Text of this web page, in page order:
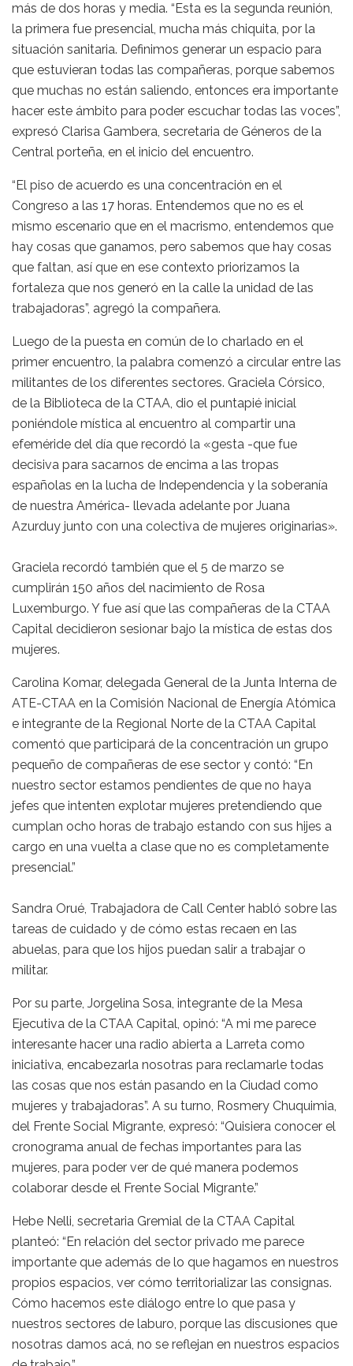
más de dos horas y media. “Esta es la segunda reunión,
la primera fue presencial, mucha más chiquita, por la
situación sanitaria. Definimos generar un espacio para
que estuvieran todas las compañeras, porque sabemos
que muchas no están saliendo, entonces era importante
hacer este ámbito para poder escuchar todas las voces”,
expresó Clarisa Gambera, secretaria de Géneros de la
Central porteña, en el inicio del encuentro.
“El piso de acuerdo es una concentración en el
Congreso a las 17 horas. Entendemos que no es el
mismo escenario que en el macrismo, entendemos que
hay cosas que ganamos, pero sabemos que hay cosas
que faltan, así que en ese contexto priorizamos la
fortaleza que nos generó en la calle la unidad de las
trabajadoras”, agregó la compañera.
Luego de la puesta en común de lo charlado en el
primer encuentro, la palabra comenzó a circular entre las
militantes de los diferentes sectores. Graciela Córsico,
de la Biblioteca de la CTAA, dio el puntapié inicial
poniéndole mística al encuentro al compartir una
efeméride del día que recordó la «gesta -que fue
decisiva para sacarnos de encima a las tropas
españolas en la lucha de Independencia y la soberanía
de nuestra América- llevada adelante por Juana
Azurduy junto con una colectiva de mujeres originarias».
Graciela recordó también que el 5 de marzo se
cumplirán 150 años del nacimiento de Rosa
Luxemburgo. Y fue así que las compañeras de la CTAA
Capital decidieron sesionar bajo la mística de estas dos
mujeres.
Carolina Komar, delegada General de la Junta Interna de
ATE-CTAA en la Comisión Nacional de Energía Atómica
e integrante de la Regional Norte de la CTAA Capital
comentó que participará de la concentración un grupo
pequeño de compañeras de ese sector y contó: “En
nuestro sector estamos pendientes de que no haya
jefes que intenten explotar mujeres pretendiendo que
cumplan ocho horas de trabajo estando con sus hijes a
cargo en una vuelta a clase que no es completamente
presencial.”
Sandra Orué, Trabajadora de Call Center habló sobre las
tareas de cuidado y de cómo estas recaen en las
abuelas, para que los hijos puedan salir a trabajar o
militar.
Por su parte, Jorgelina Sosa, integrante de la Mesa
Ejecutiva de la CTAA Capital, opinó: “A mi me parece
interesante hacer una radio abierta a Larreta como
iniciativa, encabezarla nosotras para reclamarle todas
las cosas que nos están pasando en la Ciudad como
mujeres y trabajadoras”. A su turno, Rosmery Chuquimia,
del Frente Social Migrante, expresó: “Quisiera conocer el
cronograma anual de fechas importantes para las
mujeres, para poder ver de qué manera podemos
colaborar desde el Frente Social Migrante.”
Hebe Nelli, secretaria Gremial de la CTAA Capital
planteó: “En relación del sector privado me parece
importante que además de lo que hagamos en nuestros
propios espacios, ver cómo territorializar las consignas.
Cómo hacemos este diálogo entre lo que pasa y
nuestros sectores de laburo, porque las discusiones que
nosotras damos acá, no se reflejan en nuestros espacios